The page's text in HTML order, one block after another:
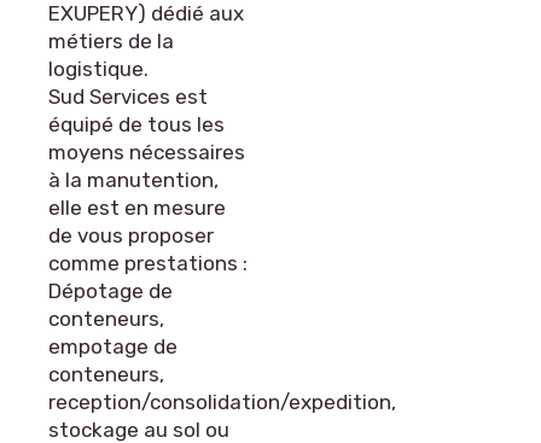
EXUPERY) dédié aux
métiers de la
logistique.
Sud Services est
équipé de tous les
moyens nécessaires
à la manutention,
elle est en mesure
de vous proposer
comme prestations :
Dépotage de
conteneurs,
empotage de
conteneurs,
reception/consolidation/expedition,
stockage au sol ou